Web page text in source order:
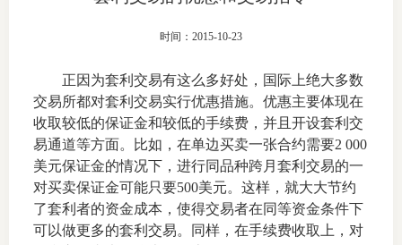
新手指
业务指
时间：2015-10-23
正因为套利交易有这么多好处，国际上绝大多数
交易所都对套利交易实行优惠措施。优惠主要体现在
收取较低的保证金和较低的手续费，并且开设套利交
易通道等方面。比如，在单边买卖一张合约需要2 000
美元保证金的情况下，进行同品种跨月套利交易的一
对买卖保证金可能只要500美元。这样，就大大节约
了套利者的资金成本，使得交易者在同等资金条件下
可以做更多的套利交易。同样，在手续费收取上，对